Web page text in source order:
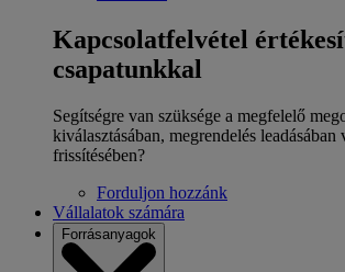
Kapcsolatfelvétel
csapatunkkal
Segítségre van szüksége a megfelelő
kiválasztásában, megrendelés
frissítésében?
Forduljon hozzánk
Vállalatok számára
Forrásanyagok